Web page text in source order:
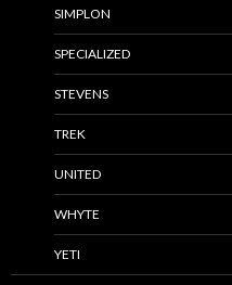
SIMPLON
SPECIALIZED
STEVENS
TREK
UNITED
WHYTE
YETI